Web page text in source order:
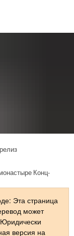
TR
UK
Конц-
Эта страница
может
версия на